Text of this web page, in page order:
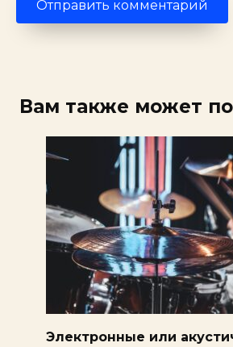
Вам также может
Электронные или